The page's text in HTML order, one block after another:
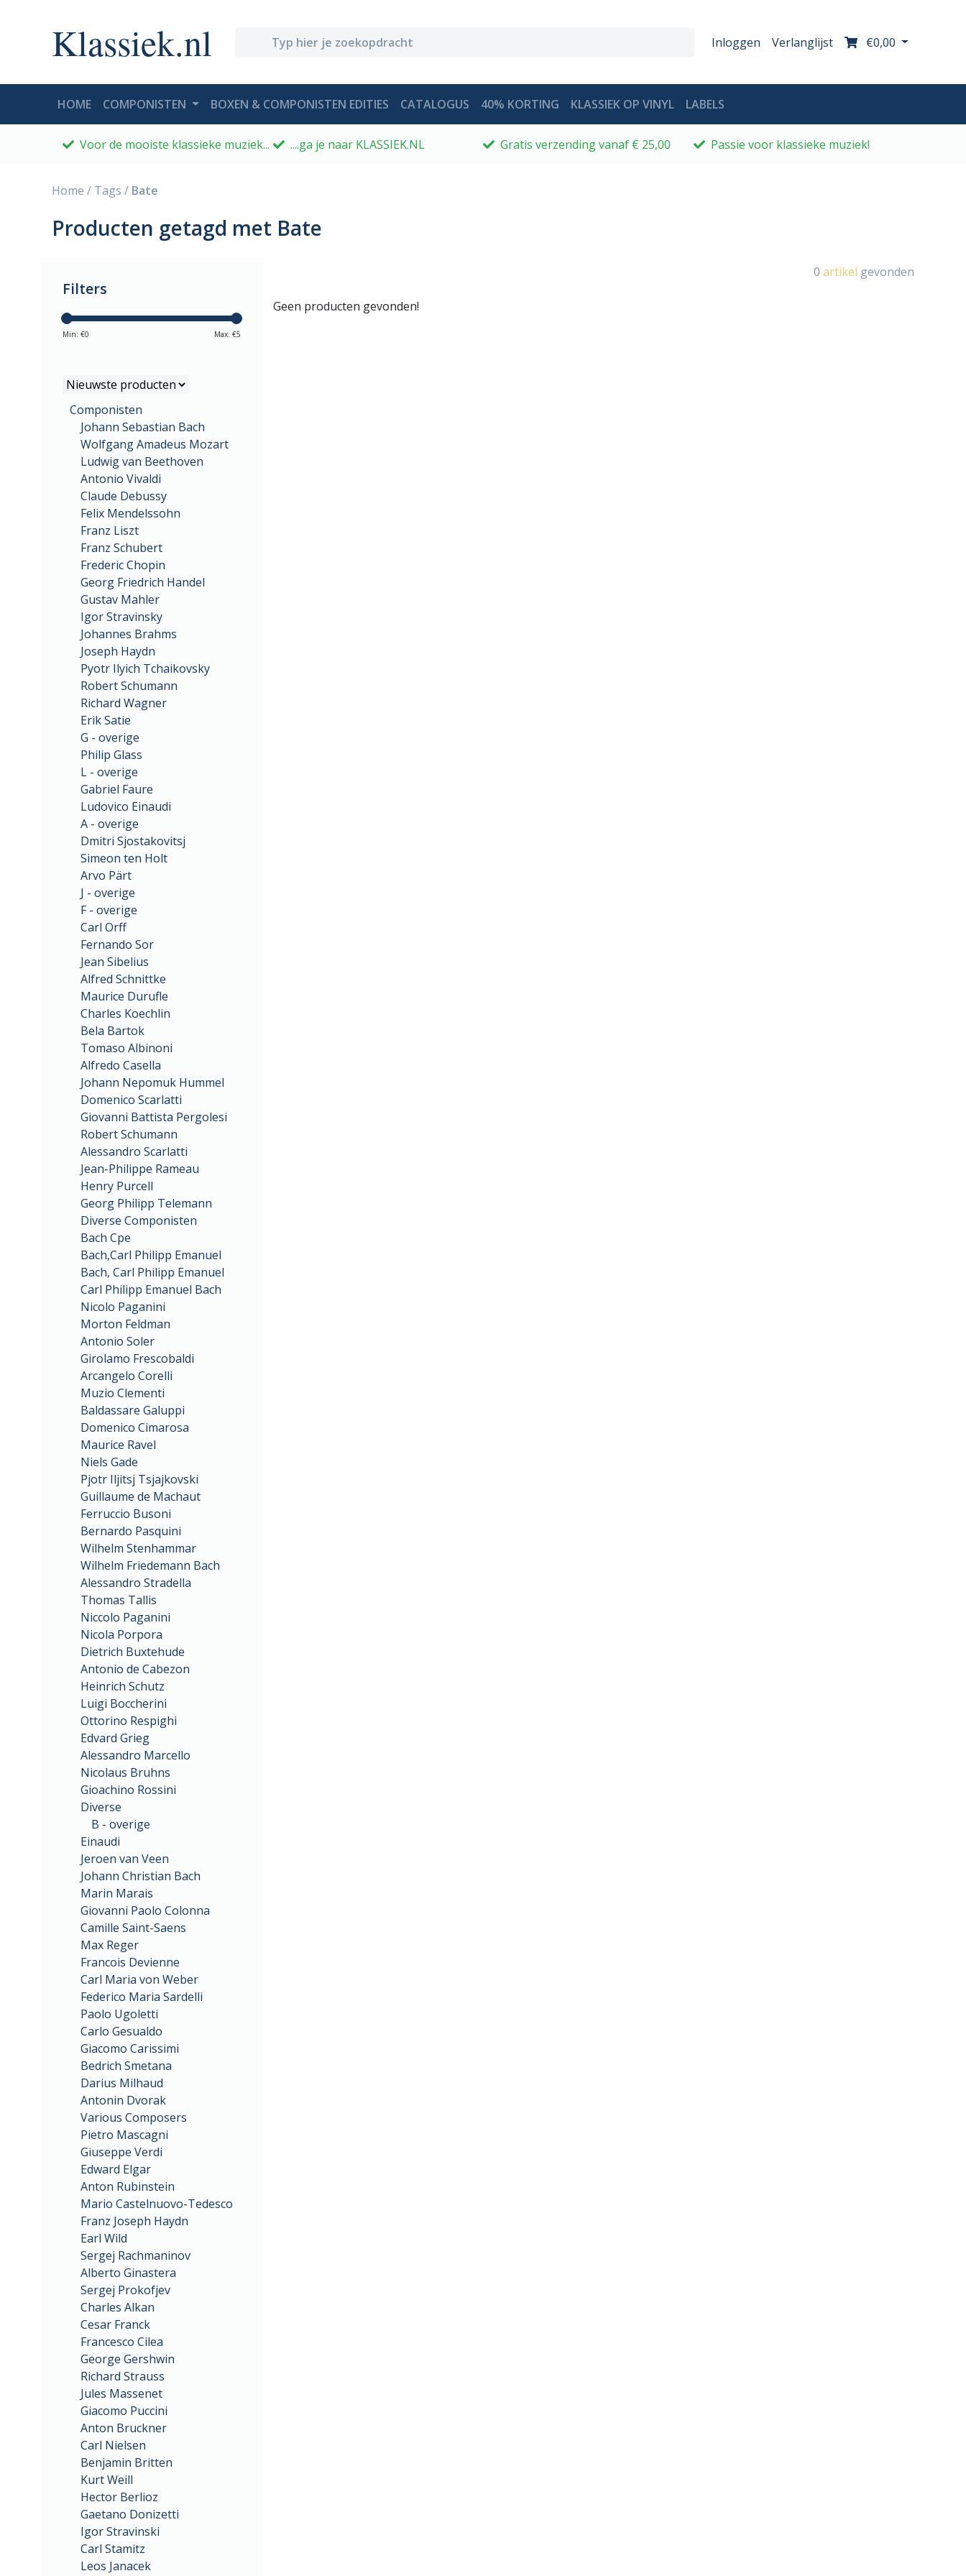
Klassiek.nl Inloggen Verlanglijst €0,00
HOME(CURRENT)
COMPONISTEN BOXEN & COMPONISTEN EDITIES CATALOGUS 40% KORTING KLASSIEK OP VINYL LABELS
Voor de mooiste klassieke muziek... ....ga je naar KLASSIEK.NL Gratis verzending vanaf € 25,00 Passie voor klassieke muziek!
Home / Tags / Bate
Producten getagd met Bate
Filters
Min: €0 Max: €5
Componisten
Johann Sebastian Bach
Wolfgang Amadeus Mozart
Ludwig van Beethoven
Antonio Vivaldi
Claude Debussy
Felix Mendelssohn
Franz Liszt
Franz Schubert
Frederic Chopin
Georg Friedrich Handel
Gustav Mahler
Igor Stravinsky
Johannes Brahms
Joseph Haydn
Pyotr Ilyich Tchaikovsky
Robert Schumann
Richard Wagner
Erik Satie
G - overige
Philip Glass
L - overige
Gabriel Faure
Ludovico Einaudi
A - overige
Dmitri Sjostakovitsj
Simeon ten Holt
Arvo Pärt
J - overige
F - overige
Carl Orff
Fernando Sor
Jean Sibelius
Alfred Schnittke
Maurice Durufle
Charles Koechlin
Bela Bartok
Tomaso Albinoni
Alfredo Casella
Johann Nepomuk Hummel
Domenico Scarlatti
Giovanni Battista Pergolesi
Robert Schumann
Alessandro Scarlatti
Jean-Philippe Rameau
Henry Purcell
Georg Philipp Telemann
Diverse Componisten
Bach Cpe
Bach,Carl Philipp Emanuel
Bach, Carl Philipp Emanuel
Carl Philipp Emanuel Bach
Nicolo Paganini
Morton Feldman
Antonio Soler
Girolamo Frescobaldi
Arcangelo Corelli
Muzio Clementi
Baldassare Galuppi
Domenico Cimarosa
Maurice Ravel
Niels Gade
Pjotr Iljitsj Tsjajkovski
Guillaume de Machaut
Ferruccio Busoni
Bernardo Pasquini
Wilhelm Stenhammar
Wilhelm Friedemann Bach
Alessandro Stradella
Thomas Tallis
Niccolo Paganini
Nicola Porpora
Dietrich Buxtehude
Antonio de Cabezon
Heinrich Schutz
Luigi Boccherini
Ottorino Respighi
Edvard Grieg
Alessandro Marcello
Nicolaus Bruhns
Gioachino Rossini
Diverse
B - overige
Einaudi
Jeroen van Veen
Johann Christian Bach
Marin Marais
Giovanni Paolo Colonna
Camille Saint-Saens
Max Reger
Francois Devienne
Carl Maria von Weber
Federico Maria Sardelli
Paolo Ugoletti
Carlo Gesualdo
Giacomo Carissimi
Bedrich Smetana
Darius Milhaud
Antonin Dvorak
Various Composers
Pietro Mascagni
Giuseppe Verdi
Edward Elgar
Anton Rubinstein
Mario Castelnuovo-Tedesco
Franz Joseph Haydn
Earl Wild
Sergej Rachmaninov
Alberto Ginastera
Sergej Prokofjev
Charles Alkan
Cesar Franck
Francesco Cilea
George Gershwin
Richard Strauss
Jules Massenet
Giacomo Puccini
Anton Bruckner
Carl Nielsen
Benjamin Britten
Kurt Weill
Hector Berlioz
Gaetano Donizetti
Igor Stravinski
Carl Stamitz
Leos Janacek
0 artikel gevonden
Geen producten gevonden!